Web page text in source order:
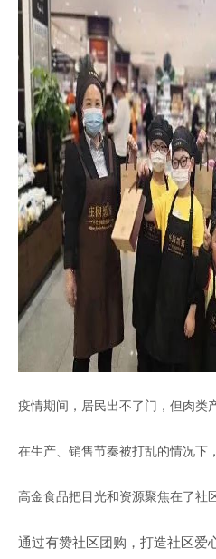
疫情期间，居民出不了门，但肉类
在生产、销售节奏被打乱的情况下
高金食品把目光和资源聚焦在了社
通过有赞社区团购，打造社区爱